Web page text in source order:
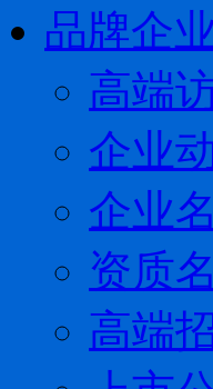
品牌企业
高端
企业
企业
资质
高端